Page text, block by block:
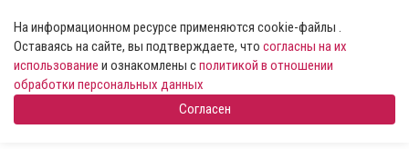
На информационном ресурсе применяются cookie-файлы .
Оставаясь на сайте, вы подтверждаете, что согласны на их
использование и ознакомлены сполитикой в отношении
обработки персональных данных
Согласен